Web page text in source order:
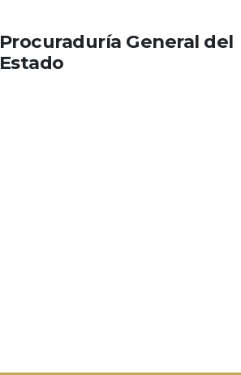
Procuraduría General del
Estado